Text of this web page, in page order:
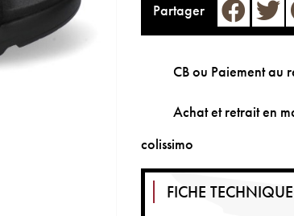
Partager
CB ou Paiement au
Achat et retrait en
colissimo
FICHE TECHNIQUE